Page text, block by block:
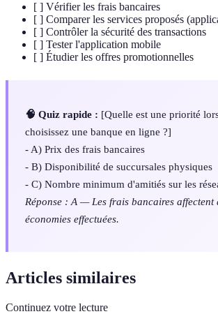
[ ] Vérifier les frais bancaires
[ ] Comparer les services proposés
[ ] Contrôler la sécurité des transactions
[ ] Tester l'application mobile
[ ] Étudier les offres promotionnelles
🧠 Quiz rapide : [Quelle est une priorité
choisissez une banque en ligne ?]
- A) Prix des frais bancaires
- B) Disponibilité de succursales physiques
- C) Nombre minimum d'amitiés sur les
Réponse : A — Les frais bancaires affectent
économies effectuées.
Articles similaires
Continuez votre lecture